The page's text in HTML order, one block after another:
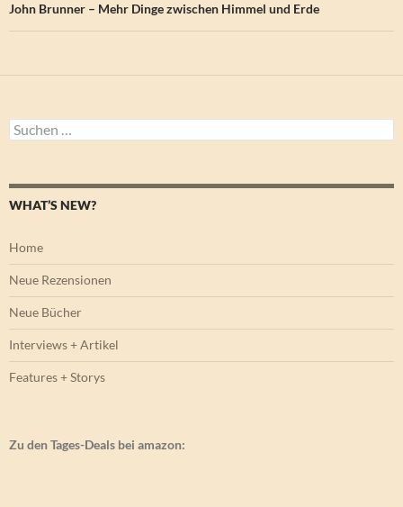
John Brunner – Mehr Dinge zwischen Himmel und Erde
Suchen
nach:
WHAT’S NEW?
Home
Neue Rezensionen
Neue Bücher
Interviews + Artikel
Features + Storys
Zu den Tages-Deals bei amazon: